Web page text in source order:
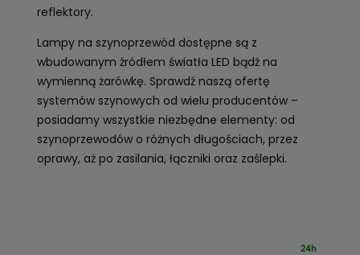
reflektory.
Lampy na szynoprzewód dostępne są z
wbudowanym źródłem światła LED bądź na
wymienną żarówkę. Sprawdź naszą ofertę
systemów szynowych od wielu producentów –
posiadamy wszystkie niezbędne elementy: od
szynoprzewodów o różnych długościach, przez
oprawy, aż po zasilania, łączniki oraz zaślepki.